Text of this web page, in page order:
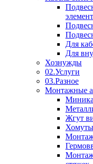
Для
Для
Хознужды
02.Услуги
03.Разное
Монтажные
Жгут